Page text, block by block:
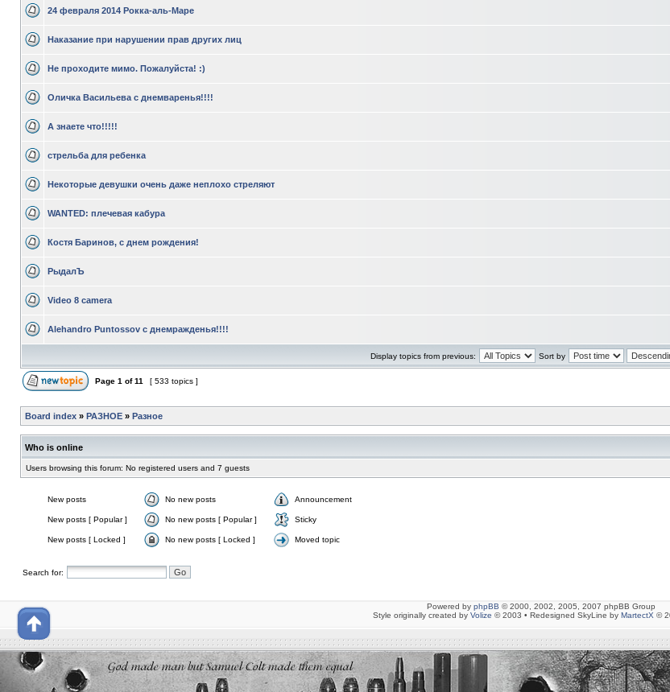
24 февраля 2014 Рокка-аль-Маре
Наказание при нарушении прав других лиц
Не проходите мимо. Пожалуйста! :)
Оличка Васильева с днемваренья!!!!
А знаете что!!!!!
стрельба для ребенка
Некоторые девушки очень даже неплохо стреляют
WANTED: плечевая кабура
Костя Баринов, с днем рождения!
РыдалЪ
Video 8 camera
Alehandro Puntossov с днемражденья!!!!
Display topics from previous: Sort by
Page 1 of11 [ 533 topics ]
Board index » РАЗНОЕ » Разное
Who is online
Users browsing this forum: No registered users and 7 guests
New posts No new posts Announcement
New posts [ Popular ] No new posts [ Popular ] Sticky
New posts [ Locked ] No new posts [ Locked ] Moved topic
Search for:
Powered by phpBB © 2000, 2002, 2005, 2007 phpBB Group
Style originally created by Volize © 2003 • Redesigned SkyLine by MartectX ©